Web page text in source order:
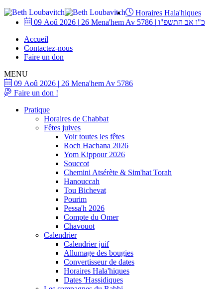
Horaires Hala'hiques
09 Aoû 2026 | 26 Mena'hem Av 5786 | כ"ו אב התשפ"ו
Accueil
Contactez-nous
Faire un don
MENU
09 Aoû 2026 | 26 Mena'hem Av 5786
Faire un don !
Pratique
Horaires de Chabbat
Fêtes juives
Voir toutes les fêtes
Roch Hachana 2026
Yom Kippour 2026
Souccot
Chemini Atsérète & Sim'hat Torah
Hanouccah
Tou Bichevat
Pourim
Pessa'h 2026
Compte du Omer
Chavouot
Calendrier
Calendrier juif
Allumage des bougies
Convertisseur de dates
Horaires Hala'hiques
Dates 'Hassidiques